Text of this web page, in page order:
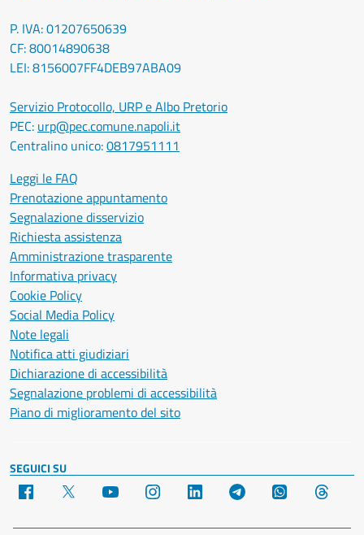
P. IVA: 01207650639
CF: 80014890638
LEI: 8156007FF4DEB97ABA09
Servizio Protocollo, URP e Albo Pretorio
PEC: urp@pec.comune.napoli.it
Centralino unico:0817951111
Leggi le FAQ
Prenotazione appuntamento
Segnalazione disservizio
Richiesta assistenza
Amministrazione trasparente
Informativa privacy
Cookie Policy
Social Media Policy
Note legali
Notifica atti giudiziari
Dichiarazione di accessibilità
Segnalazione problemi di accessibilità
Piano di miglioramento del sito
SEGUICI SU
Facebook YouTube Instagram LinkedIn Telegram WhatsApp